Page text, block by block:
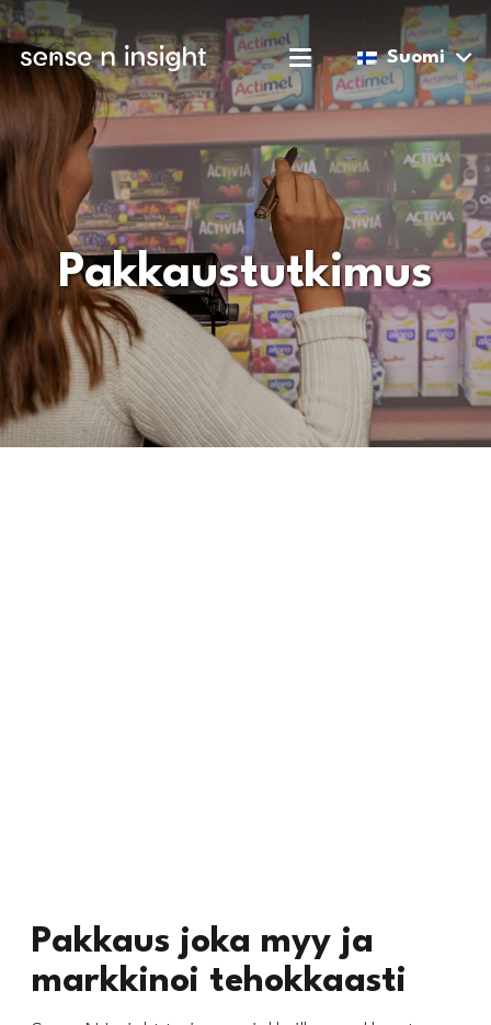
Suomi
Pakkaustutkimus
Pakkaus joka myy ja
markkinoi tehokkaasti